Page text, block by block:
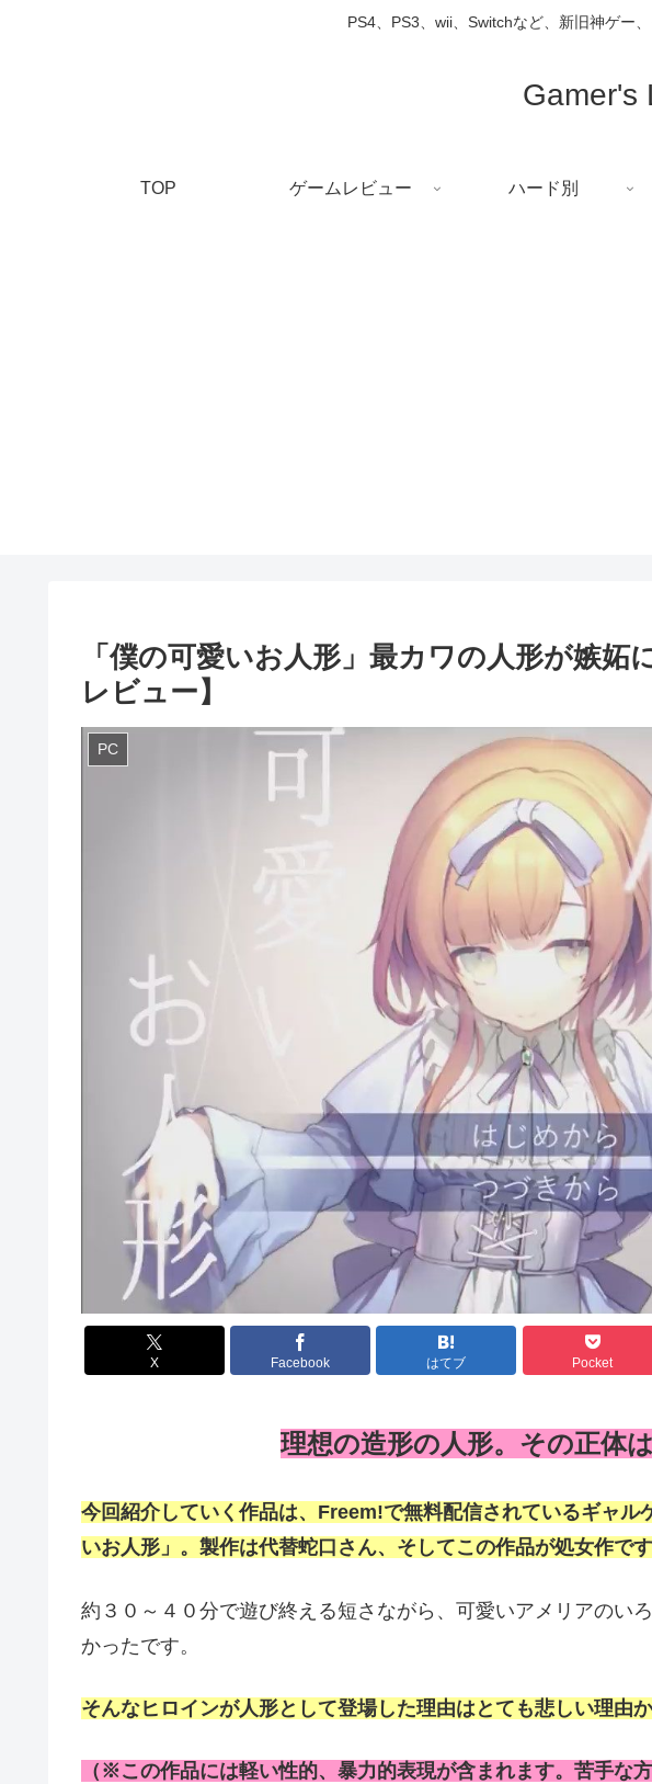
PS4、PS3、wii、Switchなど、新旧神ゲー
Gamer's
TOP ゲームレビュー ハード別
「僕の可愛いお人形」最カワの人形が嫉妬
レビュー】
PC
X Facebook はてブ Pocket
理想の造形の人形。その正体は
今回紹介していく作品は、Freem!で無料配信されているギャル
いお人形」。製作は代替蛇口さん、そしてこの作品が処女作です
約３０～４０分で遊び終える短さながら、可愛いアメリアのい
かったです。
そんなヒロインが人形として登場した理由はとても悲しい理由か
（※この作品には軽い性的、暴力的表現が含まれます。苦手な